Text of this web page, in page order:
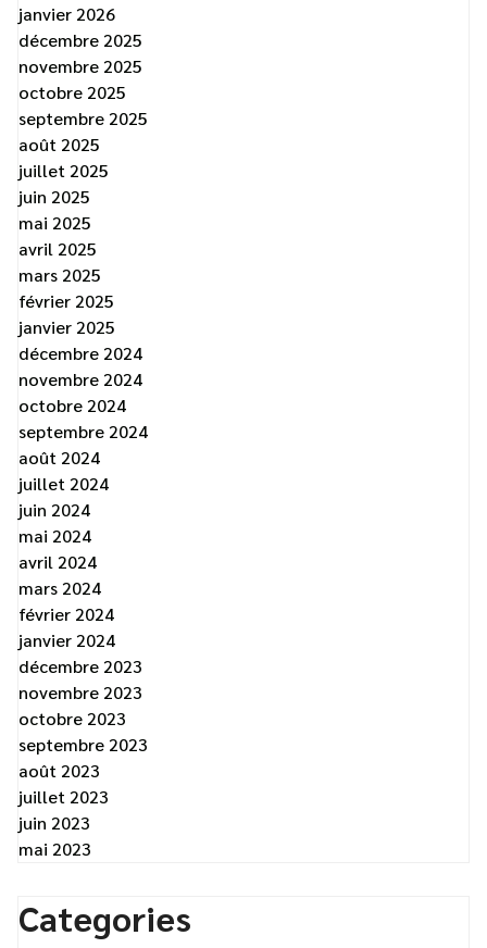
janvier 2026
décembre 2025
novembre 2025
octobre 2025
septembre 2025
août 2025
juillet 2025
juin 2025
mai 2025
avril 2025
mars 2025
février 2025
janvier 2025
décembre 2024
novembre 2024
octobre 2024
septembre 2024
août 2024
juillet 2024
juin 2024
mai 2024
avril 2024
mars 2024
février 2024
janvier 2024
décembre 2023
novembre 2023
octobre 2023
septembre 2023
août 2023
juillet 2023
juin 2023
mai 2023
Categories